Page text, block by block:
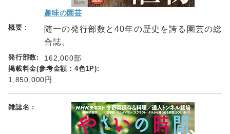
趣味の園芸
随一の発行部数と40年の歴史を誇る園芸の総
合誌。
162,000部
1,850,000円